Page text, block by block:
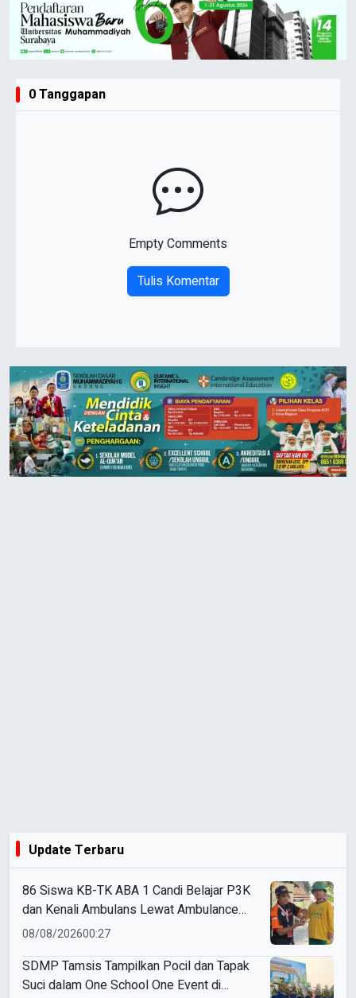
0 Tanggapan
Empty Comments
Tulis Komentar
Update Terbaru
86 Siswa KB-TK ABA 1 Candi Belajar P3K
dan Kenali Ambulans Lewat Ambulance
Goes to Schools
08/08/202600:27
SDMP Tamsis Tampilkan Pocil dan Tapak
Suci dalam One School One Event di